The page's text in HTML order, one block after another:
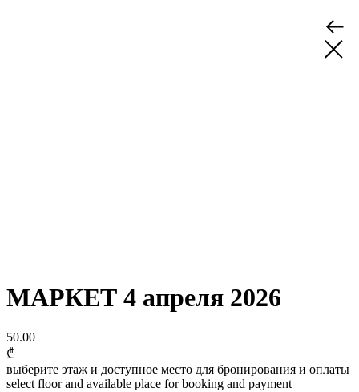
МАРКЕТ 4 апреля 2026
50.00
₾
выберите этаж и доступное место для бронирования и оплаты
select floor and available place for booking and payment